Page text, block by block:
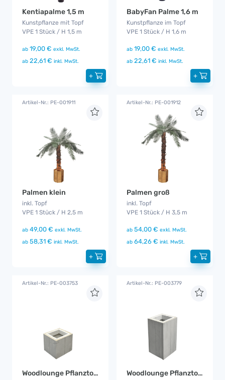
Kentiapalme 1,5 m
Kunstpflanze mit Topf
VPE 1 Stück / H 1,5 m
ab 19,00 € exkl. MwSt.
ab 22,61 € inkl. MwSt.
+
BabyFan Palme 1,6 m
Kunstpflanze im Topf
VPE 1 Stück / H 1,6 m
ab 19,00 € exkl. MwSt.
ab 22,61 € inkl. MwSt.
+
Artikel-Nr.: PE-001911
Palmen klein
inkl. Topf
VPE 1 Stück / H 2,5 m
ab 49,00 € exkl. MwSt.
ab 58,31 € inkl. MwSt.
+
Artikel-Nr.: PE-001912
Palmen groß
inkl. Topf
VPE 1 Stück / H 3,5 m
ab 54,00 € exkl. MwSt.
ab 64,26 € inkl. MwSt.
+
Artikel-Nr.: PE-003753
Woodlounge Pflanztopf klein
Artikel-Nr.: PE-003779
Woodlounge Pflanztopf mittel